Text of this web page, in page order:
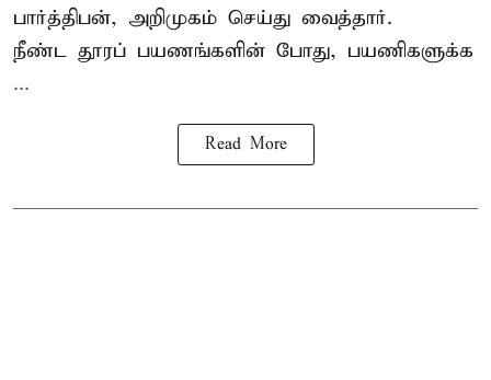
பார்த்திபன், அறிமுகம் செய்து வைத்தார்.
நீண்ட தூரப் பயணங்களின் போது, பயணிகளுக்க
...
Read More